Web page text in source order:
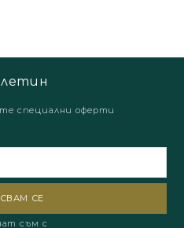
специални оферти
съм с